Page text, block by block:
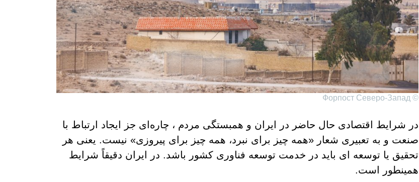
© Форпост Северо-Запад
در شرایط اقتصادی حال حاضر در ایران و همبستگی مردم ، چاره‌ای جز ایجاد ارتباط با
صنعت و به تعبیری شعار «همه چیز برای نبرد، همه چیز برای پیروزی» نیست. یعنی هر
تحقیق یا توسعه ای باید در خدمت توسعه فناوری کشور باشد. در ایران دقیقاً شرایط
همینطور است.